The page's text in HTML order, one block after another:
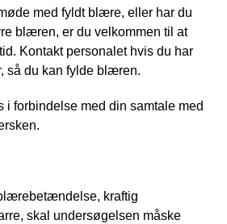
med fyldt blære, eller har du
blæren, er du velkommen til at
Kontakt personalet hvis du har
så du kan fylde blæren.
i forbindelse med din samtale med
kraftig
skal undersøgelsen måske